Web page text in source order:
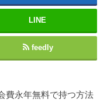
LINE
feedly
費永年無料で持つ方法